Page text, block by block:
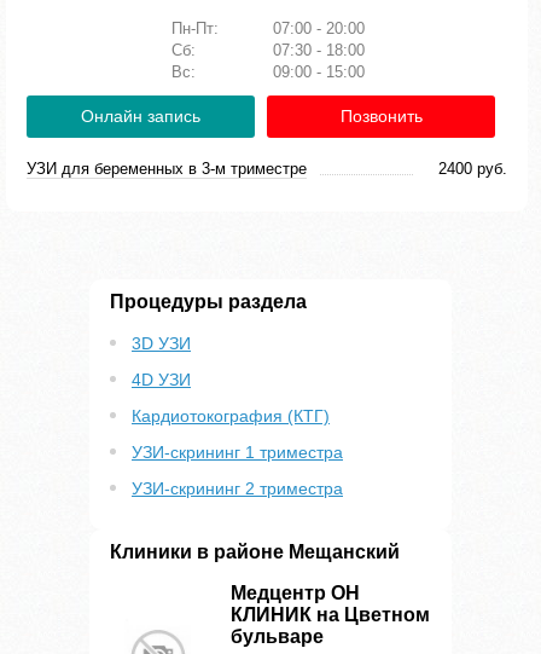
Пн-Пт:
07:00 - 20:00
Сб:
07:30 - 18:00
Вс:
09:00 - 15:00
Онлайн запись Позвонить
УЗИ для беременных в 3-м триместре 2400 руб.
Процедуры раздела
3D УЗИ
4D УЗИ
Кардиотокография (КТГ)
УЗИ-скрининг 1 триместра
УЗИ-скрининг 2 триместра
Клиники в районе Мещанский
Медцентр ОН
КЛИНИК на Цветном
бульваре